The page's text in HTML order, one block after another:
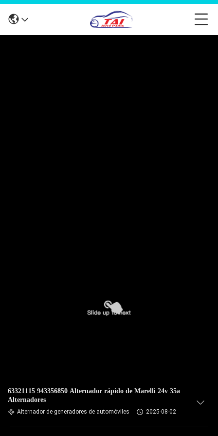
63321115 943356850 Alternador rápido de Marelli 24v 35a
Alternadores
Alternador de generadores de automóviles 2025-08-02